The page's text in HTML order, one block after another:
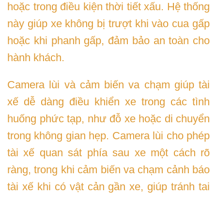
hoặc trong điều kiện thời tiết xấu. Hệ thống
này giúp xe không bị trượt khi vào cua gấp
hoặc khi phanh gấp, đảm bảo an toàn cho
hành khách.
Camera lùi và cảm biến va chạm giúp tài
xế dễ dàng điều khiển xe trong các tình
huống phức tạp, như đỗ xe hoặc di chuyển
trong không gian hẹp. Camera lùi cho phép
tài xế quan sát phía sau xe một cách rõ
ràng, trong khi cảm biến va chạm cảnh báo
tài xế khi có vật cản gần xe, giúp tránh tai